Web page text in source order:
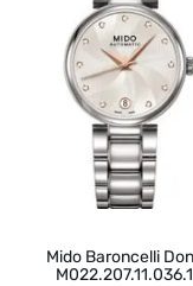
Mido Baroncelli